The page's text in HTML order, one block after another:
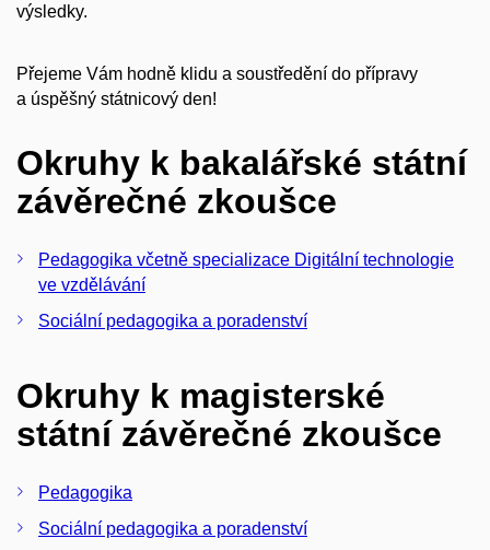
výsledky.
Přejeme Vám hodně klidu a soustředění do přípravy
a úspěšný státnicový den!
Okruhy k bakalářské státní
závěrečné zkoušce
Pedagogika včetně specializace Digitální technologie
ve vzdělávání
Sociální pedagogika a poradenství
Okruhy k magisterské
státní závěrečné zkoušce
Pedagogika
Sociální pedagogika a poradenství